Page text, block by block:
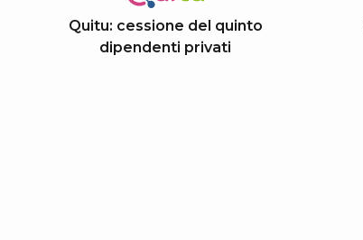
Quitu: cessione del quinto
dipendenti privati